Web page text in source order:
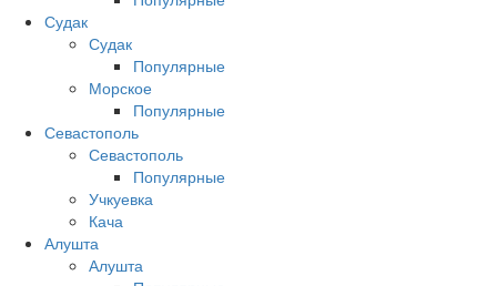
Судак
Судак
Популярные
Морское
Популярные
Севастополь
Севастополь
Популярные
Учкуевка
Кача
Алушта
Алушта